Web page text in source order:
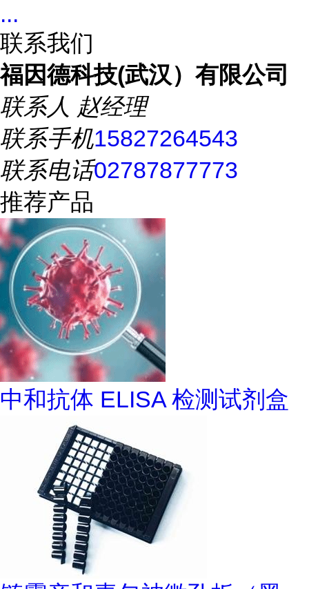
...
联系我们
福因德科技(武汉）有限公司
联系人 赵经理
联系手机15827264543
联系电话02787877773
推荐产品
中和抗体 ELISA 检测试剂盒